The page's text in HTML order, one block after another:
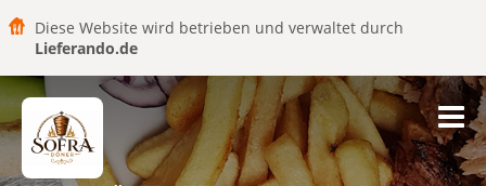
Diese Website wird betrieben und verwaltet durch
Lieferando.de